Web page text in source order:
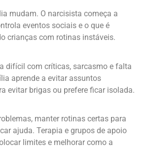
mudam. O narcisista começa a
eventos sociais e o que é
crianças com rotinas instáveis.
difícil com críticas, sarcasmo e falta
aprende a evitar assuntos
evitar brigas ou prefere ficar isolada.
manter rotinas certas para
ajuda. Terapia e grupos de apoio
limites e melhorar como a